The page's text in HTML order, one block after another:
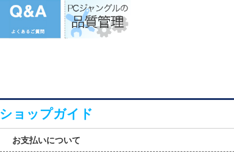
ショップガイド
お支払いについて